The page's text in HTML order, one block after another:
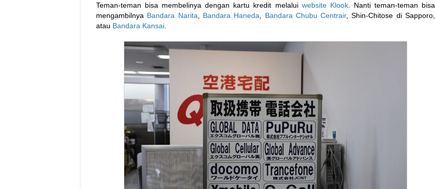
Teman-teman bisa membelinya dengan kartu kredit melalui website Klook. Nanti teman-teman bisa
mengambilnya Bandara Narita Bandara Haneda Bandara Chubu Centrair, Shin-Chitose di Sapporo,
atau Bandara Kansai